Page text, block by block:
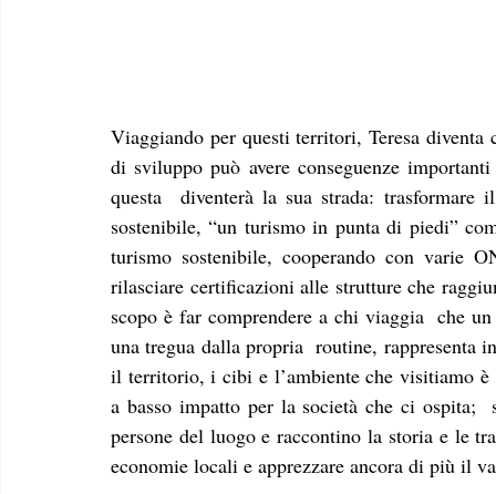
Viaggiando per questi territori, Teresa
di sviluppo può avere conseguenze
questa  diventerà la sua strada:
sostenibile, “un turismo in punta di piedi”
turismo sostenibile, cooperando con varie
rilasciare certificazioni alle strutture che
scopo è far comprendere a chi viaggia  che
una tregua dalla propria  routine, rappresenta
il territorio, i cibi e l’ambiente che visitiamo è
a basso impatto per la società che ci ospita;
persone del luogo e raccontino la storia e le
economie locali e apprezzare ancora di più il